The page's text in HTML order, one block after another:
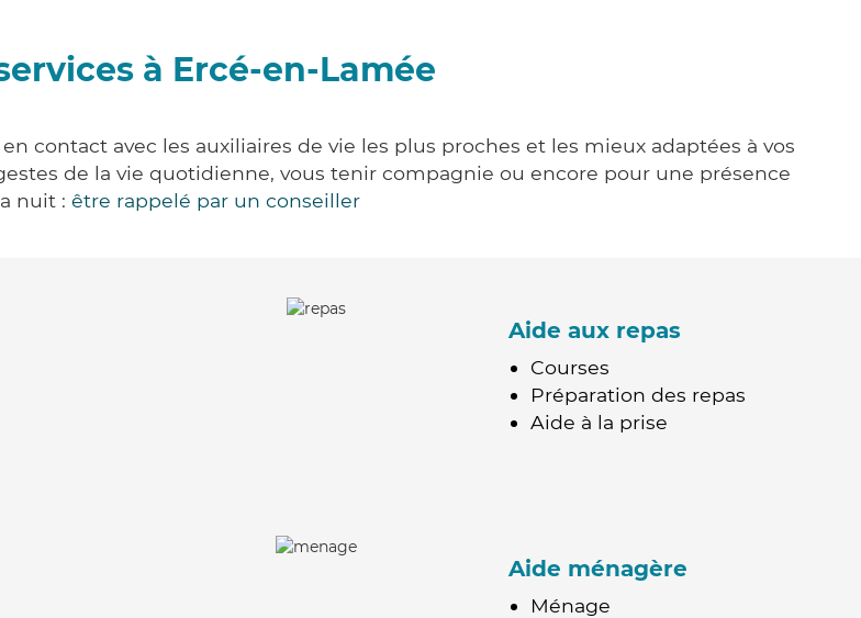
à Ercé-en-Lamée
contact avec les auxiliaires de vie les plus proches et les mieux adaptées à vos
de la vie quotidienne, vous tenir compagnie ou encore pour une présence
nuit : être rappelé par un conseiller
Aide aux repas
Courses
Préparation des repas
Aide à la prise
Aide ménagère
Ménage